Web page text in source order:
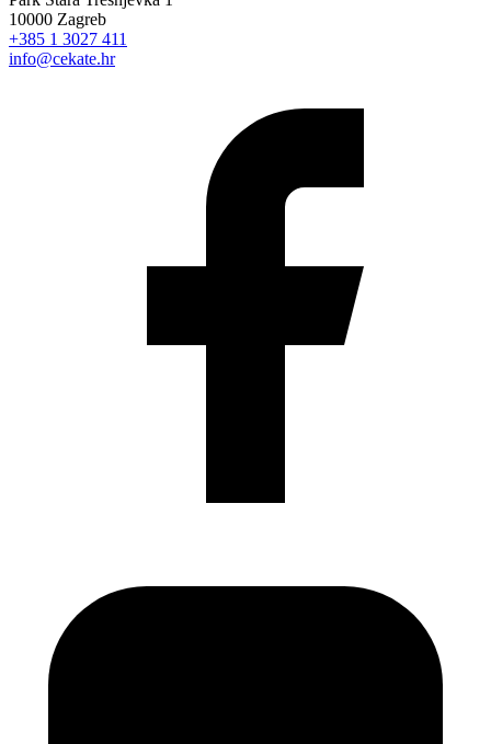
10000 Zagreb
+385 1 3027 411
info@cekate.hr